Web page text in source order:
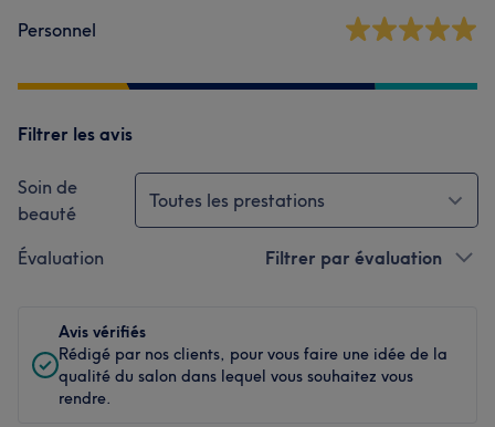
Personnel
Filtrer les avis
Soin de
beauté
Toutes les prestations
Évaluation Filtrer par évaluation
Avis vérifiés
Rédigé par nos clients, pour vous faire une idée de la
qualité du salon dans lequel vous souhaitez vous
rendre.